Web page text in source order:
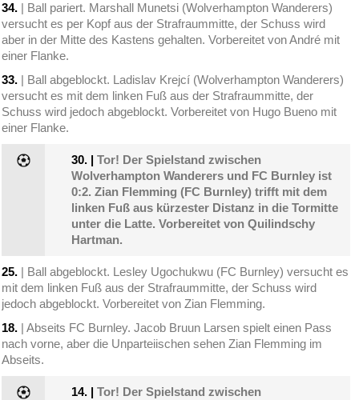
34. | Ball pariert. Marshall Munetsi (Wolverhampton Wanderers)
versucht es per Kopf aus der Strafraummitte, der Schuss wird
aber in der Mitte des Kastens gehalten. Vorbereitet von André mit
einer Flanke.
33. | Ball abgeblockt. Ladislav Krejcí (Wolverhampton Wanderers)
versucht es mit dem linken Fuß aus der Strafraummitte, der
Schuss wird jedoch abgeblockt. Vorbereitet von Hugo Bueno mit
einer Flanke.
30. |Tor! Der Spielstand zwischen
Wolverhampton Wanderers und FC Burnley ist
0:2. Zian Flemming (FC Burnley) trifft mit dem
linken Fuß aus kürzester Distanz in die Tormitte
unter die Latte. Vorbereitet von Quilindschy
Hartman.
25. | Ball abgeblockt. Lesley Ugochukwu (FC Burnley) versucht es
mit dem linken Fuß aus der Strafraummitte, der Schuss wird
jedoch abgeblockt. Vorbereitet von Zian Flemming.
18. | Abseits FC Burnley. Jacob Bruun Larsen spielt einen Pass
nach vorne, aber die Unparteiischen sehen Zian Flemming im
Abseits.
14. |Tor! Der Spielstand zwischen